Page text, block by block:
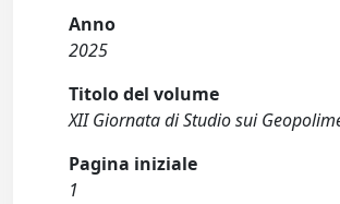
Anno
2025
Titolo del volume
XII Giornata di Studio sui
Pagina iniziale
1